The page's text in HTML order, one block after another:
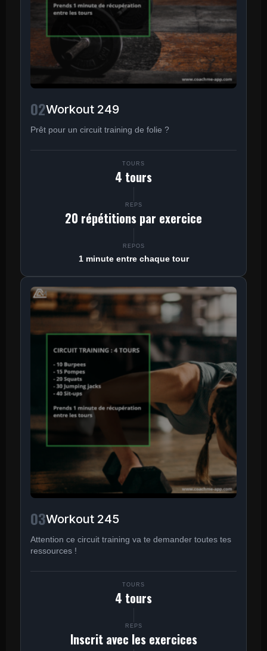
02Workout 249
Prêt pour un circuit training de folie ?
TOURS
4 tours
REPS
20 répétitions par exercice
REPOS
1 minute entre chaque tour
03Workout 245
Attention ce circuit training va te demander toutes tes
ressources !
TOURS
4 tours
REPS
Inscrit avec les exercices